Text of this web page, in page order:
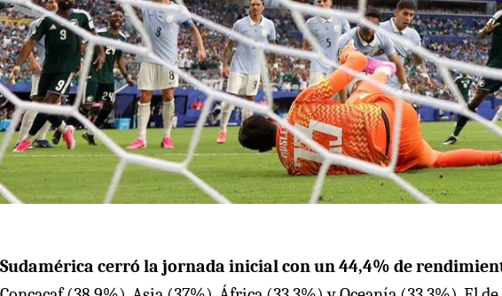
Sudamérica cerró la jornada inicial con un 44,4% de